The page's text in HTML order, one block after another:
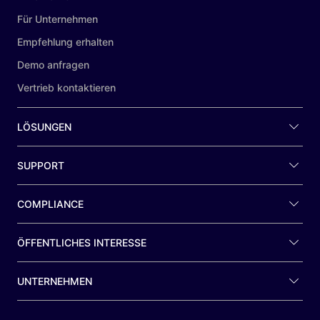
Für Unternehmen
Empfehlung erhalten
Demo anfragen
Vertrieb kontaktieren
LÖSUNGEN
SUPPORT
COMPLIANCE
ÖFFENTLICHES INTERESSE
UNTERNEHMEN